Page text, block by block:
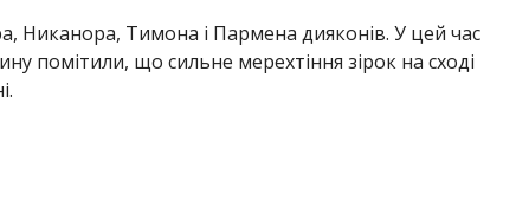
Никанора, Тимона і Пармена дияконів. У цей час
помітили, що сильне мерехтіння зірок на сході